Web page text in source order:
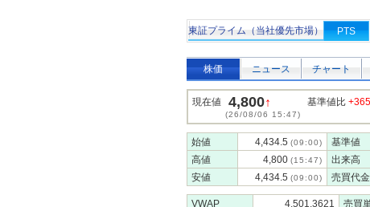
東証プライム（当社優先市場） PTS
株価 ニュース チャート
現在値 4,800↑
(26/08/06 15:47)
基準値比 +365
始値 4,434.5 (09:00) 基準値
高値 4,800 (15:47) 出来高
安値 4,434.5 (09:00) 売買代金
VWAP 4,501.3621 売買